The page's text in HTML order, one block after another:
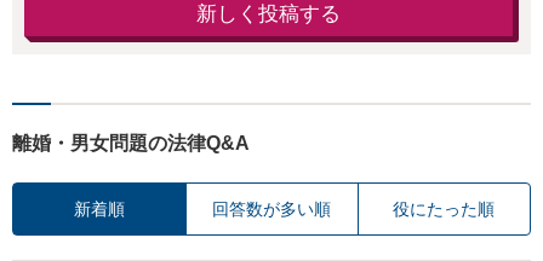
新しく投稿する
離婚・男女問題の法律Q&A
新着順 回答数が多い順 役にたった順